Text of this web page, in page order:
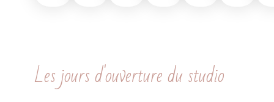
Les jours d'ouverture du studio